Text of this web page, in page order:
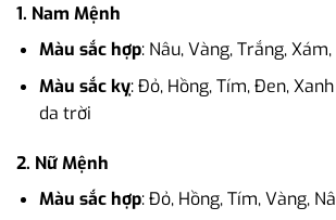
1. Nam Mệnh
Màu sắc hợp: Nâu, Vàng, Trắng, Xám,
Màu sắc kỵ: Đỏ, Hồng, Tím, Đen,
da trời
2. Nữ Mệnh
Màu sắc hợp: Đỏ, Hồng, Tím, Vàng,